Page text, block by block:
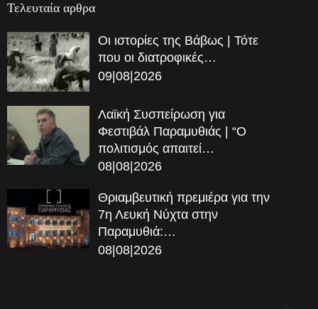
Τελευταία αρθρα
Οι ιστορίες της Βάβως | Τότε
που οι διατροφικές…
09|08|2026
Λαϊκή Συσπείρωση για
Φεστιβάλ Παραμυθιάς | “Ο
πολιτισμός απαιτεί…
08|08|2026
Θριαμβευτική πρεμιέρα για την
7η Λευκή Νύχτα στην
Παραμυθιά:…
08|08|2026